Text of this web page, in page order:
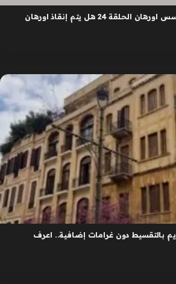
موعد عرض مسلسل المؤسس اورهان الحلقة 24 هل يتم إنقاذ اورهان
بالتقسيط دون غرامات إضافية.. اعرف